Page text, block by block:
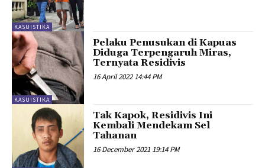
KASUISTIKA
KASUISTIKA
Pelaku Penusukan di Kapuas
Diduga Terpengaruh Miras,
Ternyata Residivis
16 April 2022 14:44 PM
Tak Kapok, Residivis Ini
Kembali Mendekam Sel
Tahanan
16 December 2021 19:14 PM